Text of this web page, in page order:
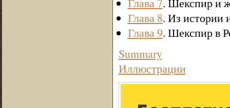
Глава 8. Из истории
Глава 9. Шекспир в
Summary
Иллюстрации